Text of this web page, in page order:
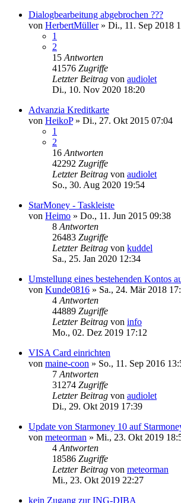
Dialogbearbeitung abgebrochen ???
von HerbertMüller» Di., 11. Sep 2018
1
2
15 Antworten
41576 Zugriffe
Letzter Beitrag von audiolet
Di., 10. Nov 2020 18:20
Advanzia Kreditkarte
von HeikoP» Di., 27. Okt 2015 07:04
1
2
16 Antworten
42292 Zugriffe
Letzter Beitrag von audiolet
So., 30. Aug 2020 19:54
StarMoney - Taskleiste
von Heimo » Do., 11. Jun 2015 09:38
8 Antworten
26483 Zugriffe
Letzter Beitrag von kuddel
Sa., 25. Jan 2020 12:34
Umstellung eines bestehenden Kontos
von Kunde0816 » Sa., 24. Mär 2018
4 Antworten
44889 Zugriffe
Letzter Beitrag von info
Mo., 02. Dez 2019 17:12
VISA Card einrichten
von maine-coon » So., 11. Sep 2016
7 Antworten
31274 Zugriffe
Letzter Beitrag von audiolet
Di., 29. Okt 2019 17:39
Update von Starmoney 10 auf
von meteorman » Mi., 23. Okt 2019
4 Antworten
18586 Zugriffe
Letzter Beitrag von meteorman
Mi., 23. Okt 2019 22:27
kein Zugang zur ING-DIBA